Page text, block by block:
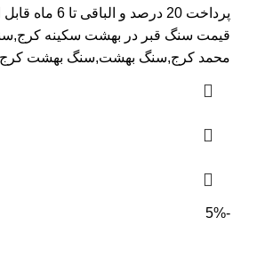
پرداخت 20 درصد و الباقی تا 6 ماه قابل اقساط هستند.
قیمت سنگ قبر در بهشت سکینه کرج
محمد کرج,سنگ بهشت,سنگ بهشت کرج را
-5%